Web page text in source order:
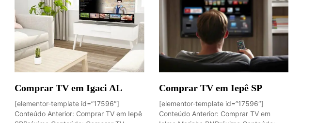
Comprar TV em Igaci AL
[elementor-template id=”17596″]
Conteúdo Anterior: Comprar TV em Iepê
Comprar TV em Iepê SP
[elementor-template id=”17596″]
Conteúdo Anterior: Comprar TV em